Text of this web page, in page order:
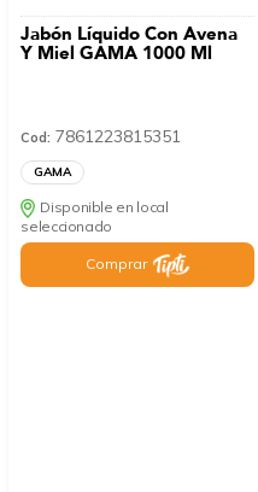
Jabón Líquido Con Avena
Y Miel GAMA 1000 Ml
Cod: 7861223815351
GAMA
Disponible en local
seleccionado
Comprar